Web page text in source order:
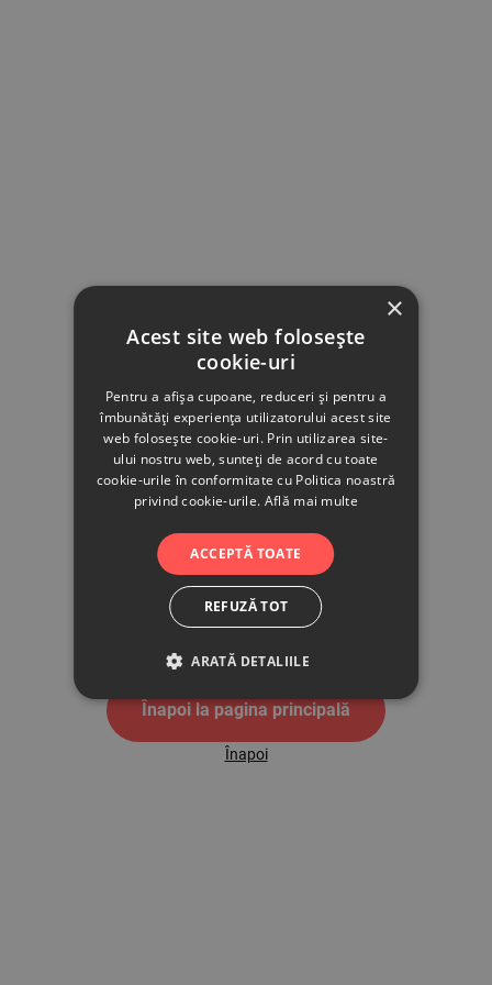
500
Înapoi la pagina principală
Înapoi
×
Acest site web folosește
cookie-uri
Pentru a afișa cupoane, reduceri și pentru a
îmbunătăți experiența utilizatorului acest site
web folosește cookie-uri. Prin utilizarea site-
ului nostru web, sunteți de acord cu toate
cookie-urile în conformitate cu Politica noastră
privind cookie-urile. Află mai multe
ACCEPTĂ TOATE
REFUZĂ TOT
ARATĂ DETALIILE